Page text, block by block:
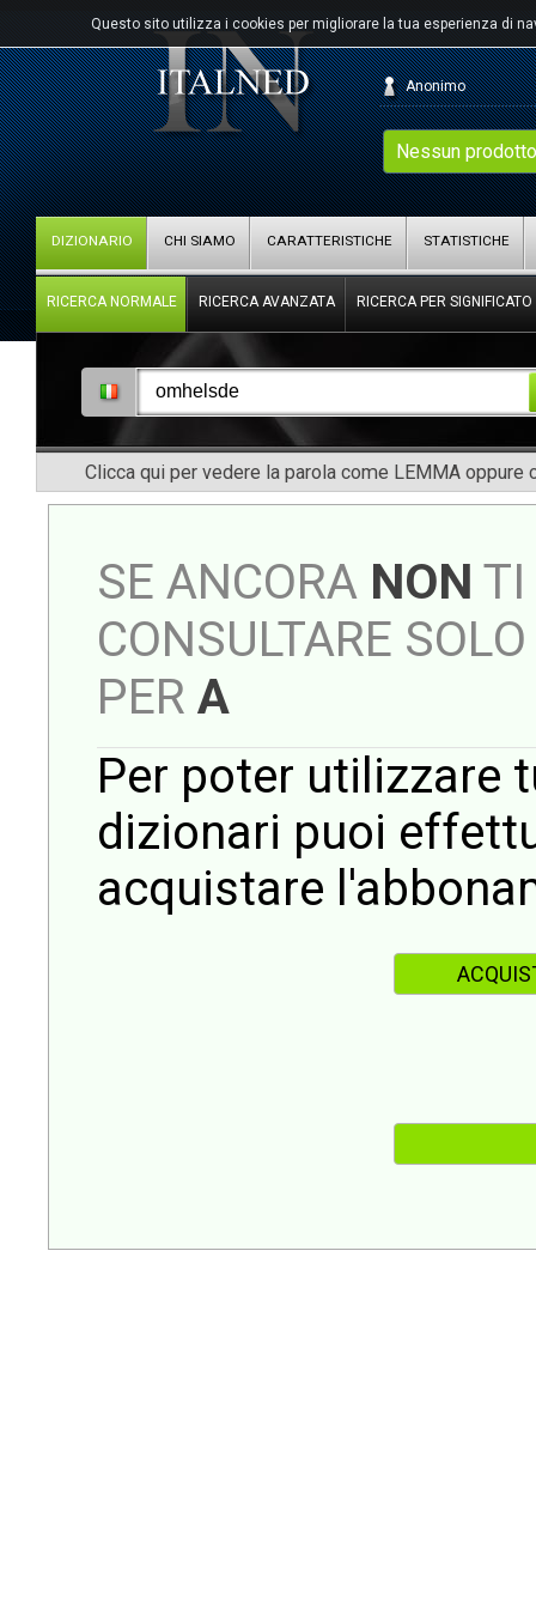
Questo sito utilizza i cookies per migliorare la tua esperienza di
Nessun
Anonimo
DIZIONARIO CHI SIAMO CARATTERISTICHE STATISTICHE
RICERCA NORMALE RICERCA AVANZATA RICERCA PER SIGNIFICATO
Clicca qui per vedere la parola come LEMMA oppure
SE ANCORA NON TI
CONSULTARE
PER A
Per poter utilizzare
dizionari puoi
acquistare